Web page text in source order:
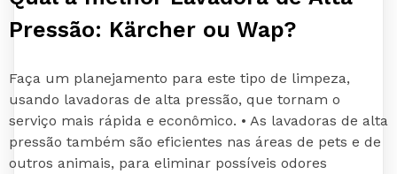
Pressão: Kärcher ou Wap?
Faça um planejamento para este tipo de limpeza,
usando lavadoras de alta pressão, que tornam o
serviço mais rápida e econômico. • As lavadoras de alta
pressão também são eficientes nas áreas de pets e de
outros animais, para eliminar possíveis odores